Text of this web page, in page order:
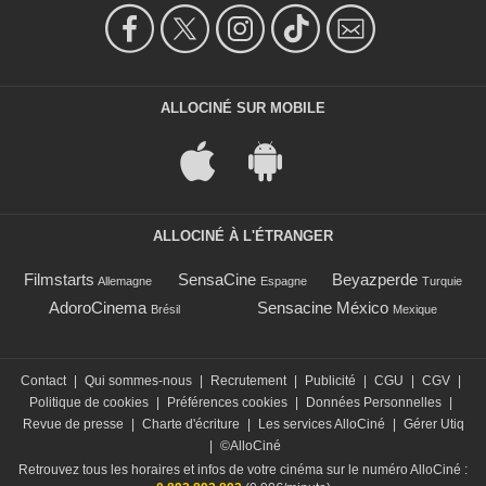
ALLOCINÉ SUR MOBILE
ALLOCINÉ À L'ÉTRANGER
Filmstarts Allemagne SensaCine Espagne Beyazperde Turquie
AdoroCinema Brésil Sensacine México Mexique
Contact Qui sommes-nous Recrutement Publicité CGU CGV
Politique de cookies
Préférences cookies Données Personnelles
Revue de presse
Charte d'écriture Les services AlloCiné
Gérer Utiq
©AlloCiné
Retrouvez tous les horaires et infos de votre cinéma sur le numéro AlloCiné :